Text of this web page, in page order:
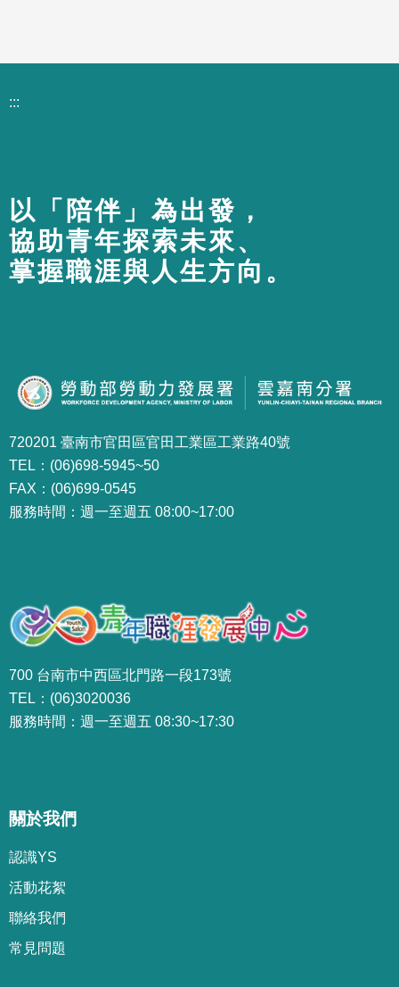
:::
以「陪伴」為出發，
協助青年探索未來、
掌握職涯與人生方向。
720201 臺南市官田區官田工業區工業路40號
TEL：(06)698-5945~50
FAX：(06)699-0545
服務時間：週一至週五 08:00~17:00
700 台南市中西區北門路一段173號
TEL：(06)3020036
服務時間：週一至週五 08:30~17:30
關於我們
認識YS
活動花絮
聯絡我們
常見問題